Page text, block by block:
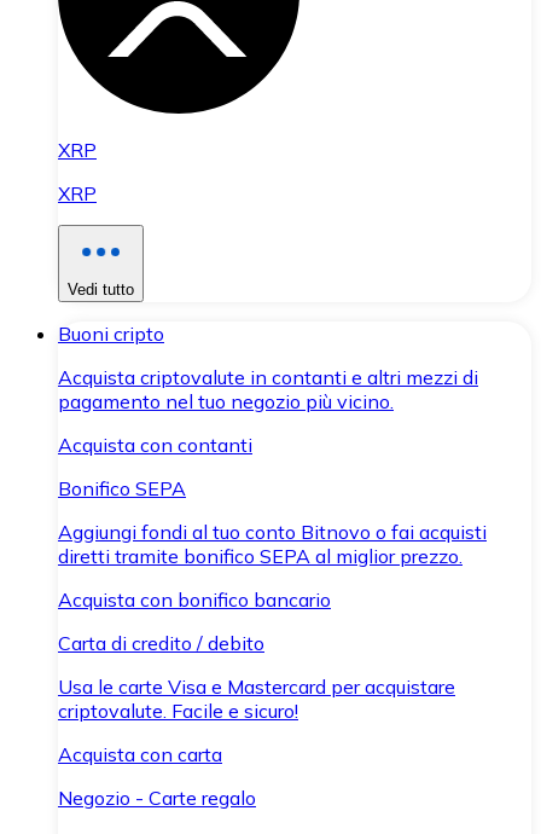
XRP
XRP
Vedi tutto
Buoni cripto
Acquista criptovalute in contanti e altri mezzi di
pagamento nel tuo negozio più vicino.
Acquista con contanti
Bonifico SEPA
Aggiungi fondi al tuo conto Bitnovo o fai acquisti
diretti tramite bonifico SEPA al miglior prezzo.
Acquista con bonifico bancario
Carta di credito / debito
Usa le carte Visa e Mastercard per acquistare
criptovalute. Facile e sicuro!
Acquista con carta
Negozio - Carte regalo